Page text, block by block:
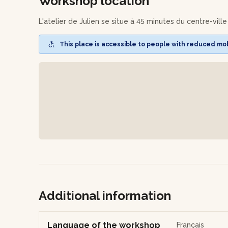
Vous pourrez la récupérer quelques semaines plus
L'atelier de Julien se situe à 45 minutes du centre-ville
This place is accessible to people with reduced
Additional information
Language of the workshop Français